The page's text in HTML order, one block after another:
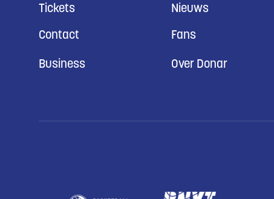
Tickets Nieuws
Contact Fans
Business Over Donar